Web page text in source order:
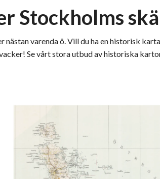
Stockholms
varenda ö. Vill du ha en historisk
Se vårt stora utbud av historiska